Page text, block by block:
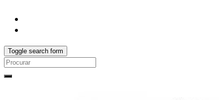
Toggle search form
Search